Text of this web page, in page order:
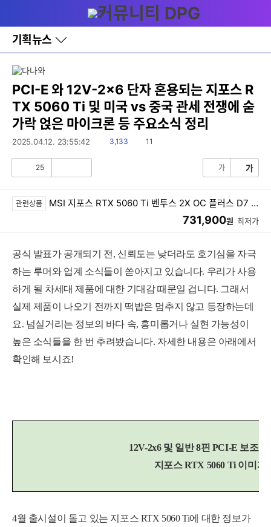
와
홈
기획뉴스
바
로
레
이
어
창
토
글
PCI-E 와 12V-2x6 단자 혼용되는 지포스 R
TX 5060 Ti 및 미국 vs 중국 관세 전쟁에 숟
가락 얹은 마이크론 등 주요소식 정리
2025.04.12. 23:55:42
읽
3,133
댓
11
공25 가 가
관련상품 MSI 지포스 RTX 5060 Ti 벤투스 2X OC 플러스 D7 8GB
731,900원 최저가
공식 발표가 공개되기 전, 신뢰도는 낮더라도 호기심을 자극
하는 루머와 업계 소식들이 쏟아지고 있습니다. 우리가 사용
하게 될 차세대 제품에 대한 기대감 때문일 겁니다. 그래서
실제 제품이 나오기 전까지 떡밥은 멈추지 않고 등장하는데
요. 넘실거리는 정보의 바다 속, 흥미롭거나 실현 가능성이
높은 소식들을 한 번 추려봤습니다. 자세한 내용은 아래에서
확인해 보시죠!
12V-2x6 및 일반 8핀 PCI-E 보조
지포스 RTX 5060 Ti 이미지
4월 출시설이 돌고 있는 지포스 RTX 5060 Ti에 대한 정보가